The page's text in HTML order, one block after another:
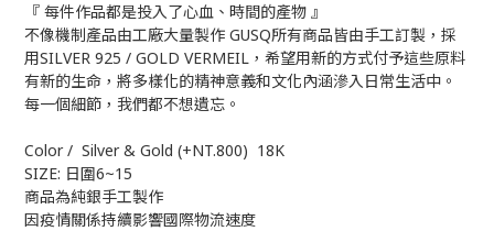
『 每件作品都是投入了心血、時間的產物 』
不像機制產品由工廠大量製作 GUSQ所有商品皆由手工訂製，採
用SILVER 925 / GOLD VERMEIL，希望用新的方式付予這些原料
有新的生命，將多樣化的精神意義和文化內涵滲入日常生活中。
每一個細節，我們都不想遺忘。
Color /  Silver & Gold (+NT.800)  18K
SIZE: 日圍6~15
商品為純銀手工製作
因疫情關係持續影響國際物流速度